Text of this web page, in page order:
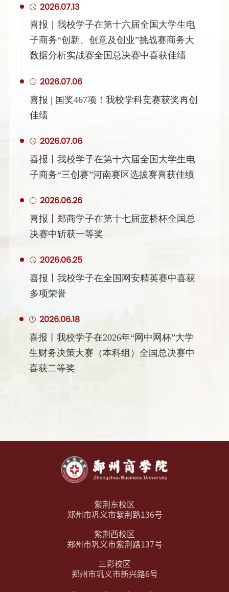
2026.07.13
喜报｜我校学子在第十六届全国大学生电
子商务“创新、创意及创业”挑战赛商务大
数据分析实战赛全国总决赛中喜获佳绩
2026.07.06
喜报 | 国奖467项！我校学科竞赛获奖再创
佳绩
2026.07.06
喜报丨我校学子在第十六届全国大学生电
子商务“三创赛”河南赛区选拔赛喜获佳绩
2026.06.26
喜报丨郑商学子在第十七届蓝桥杯全国总
决赛中斩获一等奖
2026.06.25
喜报丨我校学子在全国网安精英赛中喜获
多项荣誉
2026.06.18
喜报丨我校学子在2026年“网中网杯”大学
生财务决策大赛（本科组）全国总决赛中
喜获二等奖
紫荆东校区
郑州市巩义市紫荆路136号
紫荆西校区
郑州市巩义市紫荆路137号
三彩校区
郑州市巩义市新兴路6号